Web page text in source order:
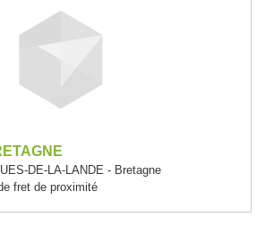
DE-LA-LANDE - Bretagne
fret de proximité